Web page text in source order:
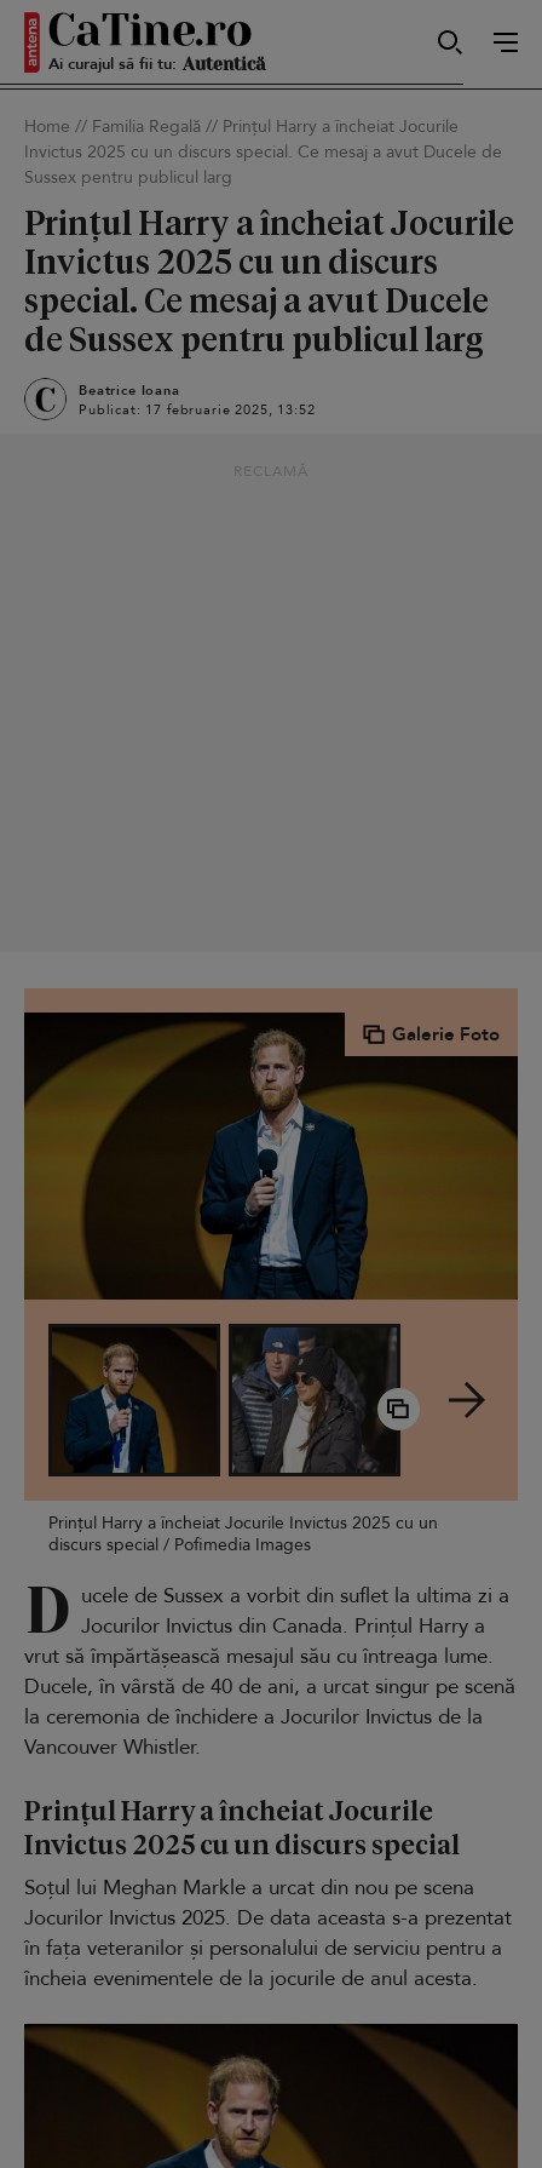
Ai curajul să fii tu: Sexy
Autentică
Home // Familia Regală // Prințul Harry a încheiat Jocurile
Invictus 2025 cu un discurs special. Ce mesaj a avut Ducele de
Sussex pentru publicul larg
Prințul Harry a încheiat Jocurile
Invictus 2025 cu un discurs
special. Ce mesaj a avut Ducele
de Sussex pentru publicul larg
Beatrice Ioana
Publicat: 17 februarie 2025, 13:52
RECLAMĂ
Galerie Foto
Prințul Harry a încheiat Jocurile Invictus 2025 cu un
discurs special / Pofimedia Images
D ucele de Sussex a vorbit din suflet la ultima zi a
Jocurilor Invictus din Canada. Prințul Harry a
vrut să împărtășească mesajul său cu întreaga lume.
Ducele, în vârstă de 40 de ani, a urcat singur pe scenă
la ceremonia de închidere a Jocurilor Invictus de la
Vancouver Whistler.
Prințul Harry a încheiat Jocurile
Invictus 2025 cu un discurs special
Soțul lui Meghan Markle a urcat din nou pe scena
Jocurilor Invictus 2025. De data aceasta s-a prezentat
în fața veteranilor și personalului de serviciu pentru a
încheia evenimentele de la jocurile de anul acesta.